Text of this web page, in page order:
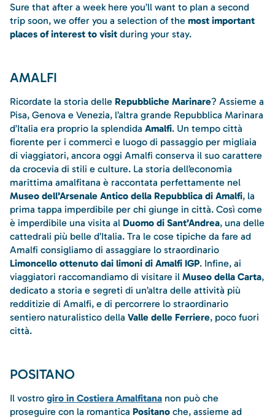
Sure that after a week here you’ll want to plan a second
trip soon, we offer you a selection of the most important
places of interest to visit during your stay.
AMALFI
Ricordate la storia delle Repubbliche Marinare? Assieme a
Pisa, Genova e Venezia, l’altra grande Repubblica Marinara
d’Italia era proprio la splendida Amalfi. Un tempo città
fiorente per i commerci e luogo di passaggio per migliaia
di viaggiatori, ancora oggi Amalfi conserva il suo carattere
da crocevia di stili e culture. La storia dell’economia
marittima amalfitana è raccontata perfettamente nel
Museo dell’Arsenale Antico della Repubblica di Amalfi, la
prima tappa imperdibile per chi giunge in città. Così come
è imperdibile una visita al Duomo di Sant’Andrea, una delle
cattedrali più belle d’Italia. Tra le cose tipiche da fare ad
Amalfi consigliamo di assaggiare lo straordinario
Limoncello ottenuto dai limoni di Amalfi IGP. Infine, ai
viaggiatori raccomandiamo di visitare il Museo della Carta,
dedicato a storia e segreti di un’altra delle attività più
redditizie di Amalfi, e di percorrere lo straordinario
sentiero naturalistico della Valle delle Ferriere, poco fuori
città.
POSITANO
Il vostro giro in Costiera Amalfitana non può che
proseguire con la romantica Positano che, assieme ad